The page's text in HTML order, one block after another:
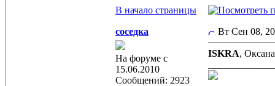
В начало страницы
соседка
На форуме с
15.06.2010
Сообщений: 2923
Вт Сен 08,
ISKRA,